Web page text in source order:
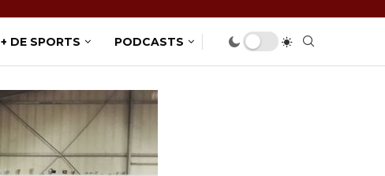
+ DE SPORTS PODCASTS